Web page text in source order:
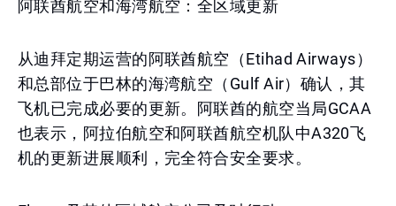
阿联酋航空和海湾航空：全区域更新
从迪拜定期运营的阿联酋航空（Etihad Airways）
和总部位于巴林的海湾航空（Gulf Air）确认，其
飞机已完成必要的更新。阿联酋的航空当局GCAA
也表示，阿拉伯航空和阿联酋航空机队中A320飞
机的更新进展顺利，完全符合安全要求。